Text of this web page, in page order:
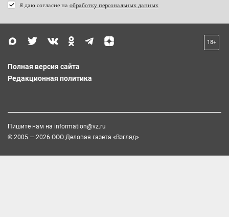
Я даю согласие на обработку персональных данных
18+
Полная версия сайта
Редакционная политика
Пишите нам на information@vz.ru
© 2005 — 2026 ООО Деловая газета «Взгляд»